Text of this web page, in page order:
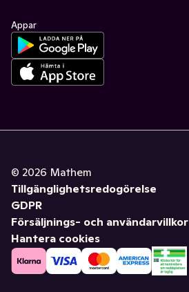
Appar
© 2026 Mathem
Tillgänglighetsredogörelse
GDPR
Försäljnings- och användarvillkor
Hantera cookies